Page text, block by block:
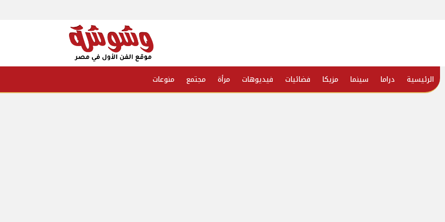
الرئيسية دراما سينما مزيكا فضائيات فيديوهات مرأة مجتمع منوعات